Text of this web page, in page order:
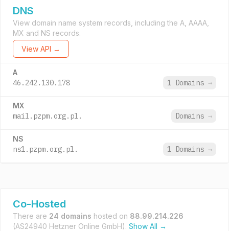
DNS
View domain name system records, including the A, AAAA,
MX and NS records.
View API →
A
46.242.130.178 1 Domains →
MX
mail.pzpm.org.pl. Domains →
NS
ns1.pzpm.org.pl. 1 Domains →
Co-Hosted
There are 24 domains hosted on 88.99.214.226
(AS24940 Hetzner Online GmbH). Show All →